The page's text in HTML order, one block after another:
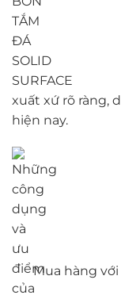
xuất xứ rõ ràng,
hiện nay.
Mua hàng